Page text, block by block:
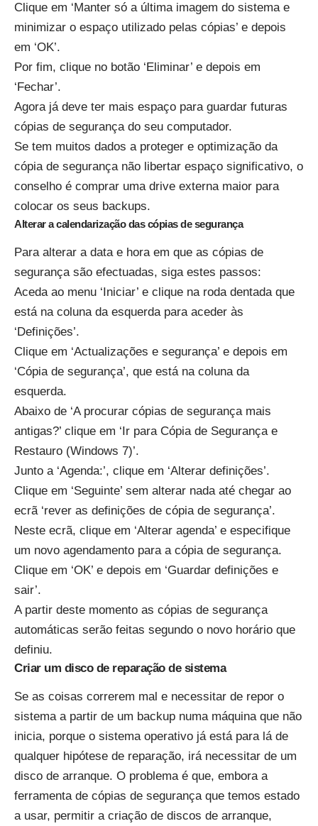
Clique em ‘Manter só a última imagem do sistema e
minimizar o espaço utilizado pelas cópias’ e depois
em ‘OK’.
Por fim, clique no botão ‘Eliminar’ e depois em
‘Fechar’.
Agora já deve ter mais espaço para guardar futuras
cópias de segurança do seu computador.
Se tem muitos dados a proteger e optimização da
cópia de segurança não libertar espaço significativo, o
conselho é comprar uma drive externa maior para
colocar os seus backups.
Alterar a calendarização das cópias de segurança
Para alterar a data e hora em que as cópias de
segurança são efectuadas, siga estes passos:
Aceda ao menu ‘Iniciar’ e clique na roda dentada que
está na coluna da esquerda para aceder às
‘Definições’.
Clique em ‘Actualizações e segurança’ e depois em
‘Cópia de segurança’, que está na coluna da
esquerda.
Abaixo de ‘A procurar cópias de segurança mais
antigas?’ clique em ‘Ir para Cópia de Segurança e
Restauro (Windows 7)’.
Junto a ‘Agenda:’, clique em ‘Alterar definições’.
Clique em ‘Seguinte’ sem alterar nada até chegar ao
ecrã ‘rever as definições de cópia de segurança’.
Neste ecrã, clique em ‘Alterar agenda’ e especifique
um novo agendamento para a cópia de segurança.
Clique em ‘OK’ e depois em ‘Guardar definições e
sair’.
A partir deste momento as cópias de segurança
automáticas serão feitas segundo o novo horário que
definiu.
Criar um disco de reparação de sistema
Se as coisas correrem mal e necessitar de repor o
sistema a partir de um backup numa máquina que não
inicia, porque o sistema operativo já está para lá de
qualquer hipótese de reparação, irá necessitar de um
disco de arranque. O problema é que, embora a
ferramenta de cópias de segurança que temos estado
a usar, permitir a criação de discos de arranque,